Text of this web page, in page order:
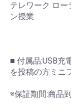
テレワーク ロー
ン授業
■ 付属品:USB充
を投稿の方ミニ
※保証期間:商品